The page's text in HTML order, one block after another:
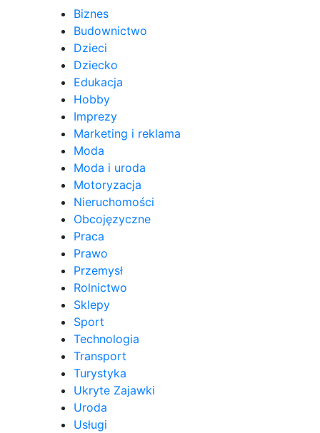
Biznes
Budownictwo
Dzieci
Dziecko
Edukacja
Hobby
Imprezy
Marketing i reklama
Moda
Moda i uroda
Motoryzacja
Nieruchomości
Obcojęzyczne
Praca
Prawo
Przemysł
Rolnictwo
Sklepy
Sport
Technologia
Transport
Turystyka
Ukryte Zajawki
Uroda
Usługi